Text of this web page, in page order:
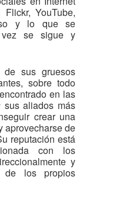
Flickr, YouTube,
y lo que se
se sigue y
sus gruesos
sobre todo
en las
sus aliados más
crear una
aprovecharse de
reputación está
con los
y
de los propios